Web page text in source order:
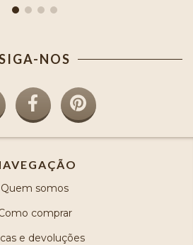
NOS
Quem somos
comprar
e devoluções